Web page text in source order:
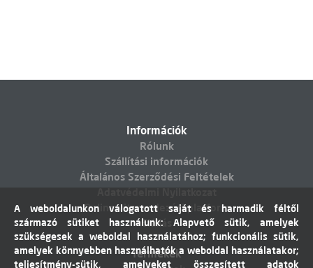
Információk
Rólunk
Szállítási információk
Általános Szerződési Feltételek
Online vitarendezési platform
Elállás
Termékek
A weboldalunkon válogatott saját és harmadik féltől
származó sütiket használunk: Alapvető sütik, amelyek
szükségesek a weboldal használatához; funkcionális sütik,
amelyek könnyebben használhatók a weboldal használatakor;
teljesítmény-sütik, amelyeket összesített adatok